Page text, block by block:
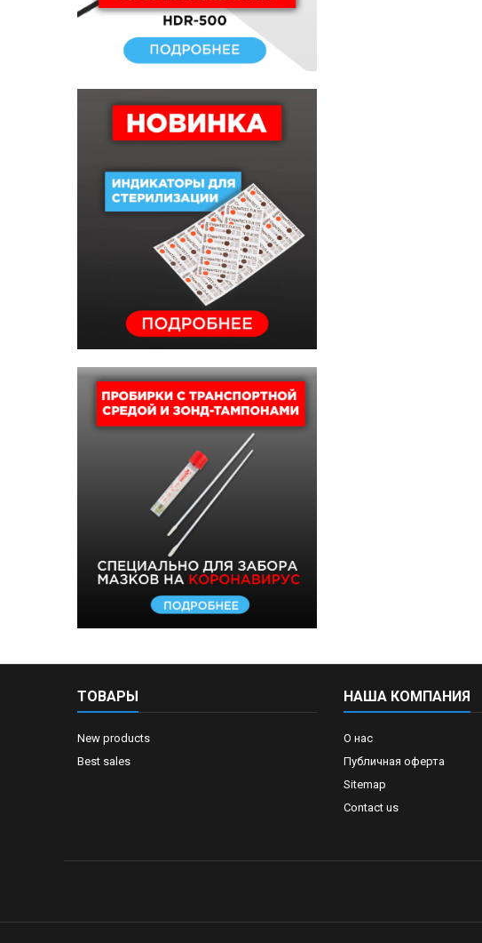
ТОВАРЫ
New products
Best sales
НАША КОМПАНИЯ
О нас
Публичная оферта
Sitemap
Contact us